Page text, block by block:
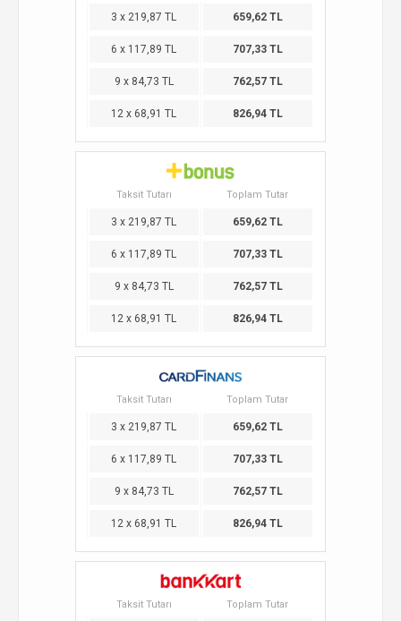
3 x 219,87 TL 659,62 TL
6 x 117,89 TL 707,33 TL
9 x 84,73 TL 762,57 TL
12 x 68,91 TL 826,94 TL
Taksit Tutarı Toplam Tutar
3 x 219,87 TL 659,62 TL
6 x 117,89 TL 707,33 TL
9 x 84,73 TL 762,57 TL
12 x 68,91 TL 826,94 TL
Taksit Tutarı Toplam Tutar
3 x 219,87 TL 659,62 TL
6 x 117,89 TL 707,33 TL
9 x 84,73 TL 762,57 TL
12 x 68,91 TL 826,94 TL
Taksit Tutarı Toplam Tutar